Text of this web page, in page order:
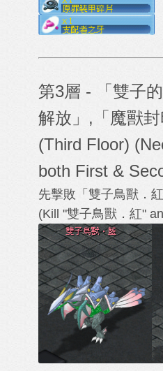
第3層 -
「雙子
解放」,「魔獸
(Third Floor)
both First &
先擊敗「雙子鳥獸．
(Kill "雙子鳥獸．紅"